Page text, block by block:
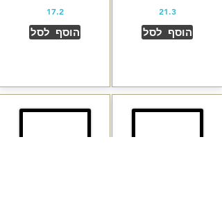
21.3
הוסף לסל
17.2
הוסף לסל